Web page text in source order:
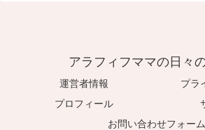
アラフィフママの日々
運営者情報
プラ
プロフィール
お問い合わせフォーム